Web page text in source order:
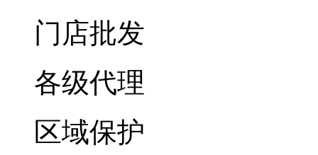
门店批发
各级代理
区域保护